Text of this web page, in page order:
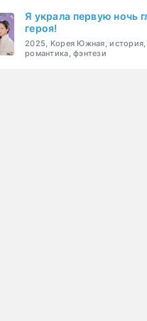
Я украла первую ночь
героя!
2025, Корея Южная,
романтика, фэнтези